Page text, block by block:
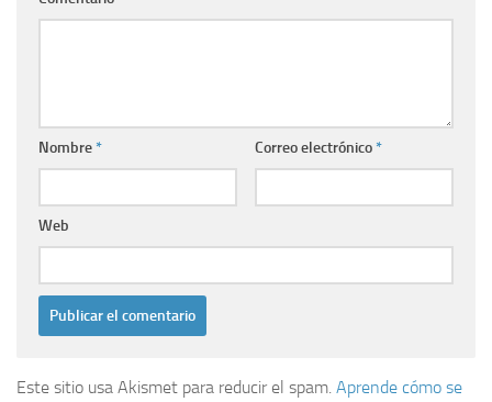
Nombre* Correo electrónico*
Web
Este sitio usa Akismet para reducir el spam. Aprende cómo se